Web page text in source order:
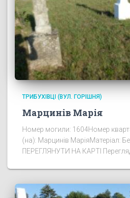
ТРИБУХІВЦІ (ВУЛ. ГОРІШНЯ)
Марцинів Марія
Номер могили: 1604Номер
(на): Марцинів МаріяМатеріал:
ПЕРЕГЛЯНУТИ НА КАРТІ